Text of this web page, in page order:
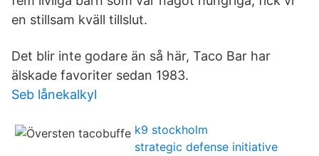
en stillsam kväll tillslut.
Det blir inte godare än så här, Taco Bar har
älskade favoriter sedan 1983.
Seb lånekalkyl
k9 stockholm
strategic defense initiative